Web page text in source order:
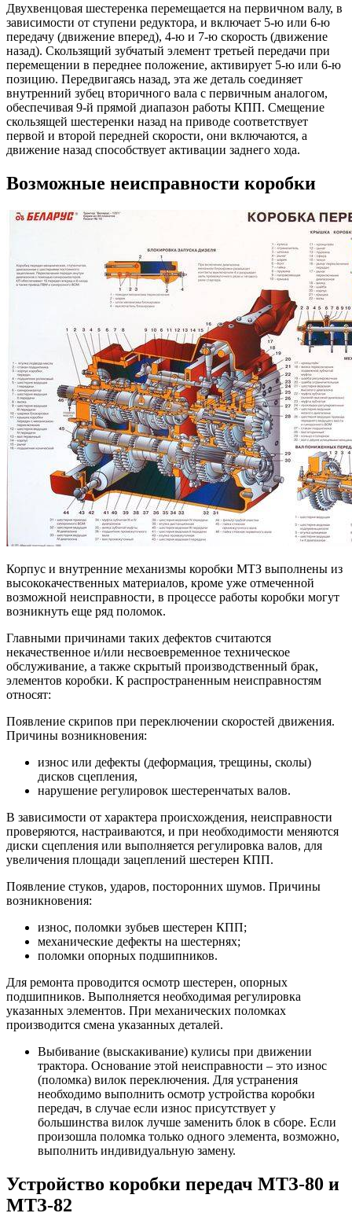
Двухвенцовая шестеренка перемещается на первичном валу, в
зависимости от ступени редуктора, и включает 5-ю или 6-ю
передачу (движение вперед), 4-ю и 7-ю скорость (движение
назад). Скользящий зубчатый элемент третьей передачи при
перемещении в переднее положение, активирует 5-ю или 6-ю
позицию. Передвигаясь назад, эта же деталь соединяет
внутренний зубец вторичного вала с первичным аналогом,
обеспечивая 9-й прямой диапазон работы КПП. Смещение
скользящей шестеренки назад на приводе соответствует
первой и второй передней скорости, они включаются, а
движение назад способствует активации заднего хода.
Возможные неисправности коробки
Корпус и внутренние механизмы коробки МТЗ выполнены из
высококачественных материалов, кроме уже отмеченной
возможной неисправности, в процессе работы коробки могут
возникнуть еще ряд поломок.
Главными причинами таких дефектов считаются
некачественное и/или несвоевременное техническое
обслуживание, а также скрытый производственный брак,
элементов коробки. К распространенным неисправностям
относят:
Появление скрипов при переключении скоростей движения.
Причины возникновения:
износ или дефекты (деформация, трещины, сколы)
дисков сцепления,
нарушение регулировок шестеренчатых валов.
В зависимости от характера происхождения, неисправности
проверяются, настраиваются, и при необходимости меняются
диски сцепления или выполняется регулировка валов, для
увеличения площади зацеплений шестерен КПП.
Появление стуков, ударов, посторонних шумов. Причины
возникновения:
износ, поломки зубьев шестерен КПП;
механические дефекты на шестернях;
поломки опорных подшипников.
Для ремонта проводится осмотр шестерен, опорных
подшипников. Выполняется необходимая регулировка
указанных элементов. При механических поломках
производится смена указанных деталей.
Выбивание (выскакивание) кулисы при движении
трактора. Основание этой неисправности – это износ
(поломка) вилок переключения. Для устранения
необходимо выполнить осмотр устройства коробки
передач, в случае если износ присутствует у
большинства вилок лучше заменить блок в сборе. Если
произошла поломка только одного элемента, возможно,
выполнить индивидуальную замену.
Устройство коробки передач МТЗ-80 и
МТЗ-82